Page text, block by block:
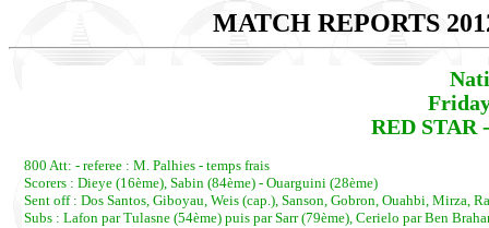
MATCH REPORTS
RED STAR
800 Att: - referee : M. Palhies - temps frais
Scorers : Dieye (16ème), Sabin (84ème) - Ouarguini (28ème)
Sent off : Dos Santos, Giboyau, Weis (cap.), Sanson, Gobron, Ouahbi,
Subs : Lafon par Tulasne (54ème) puis par Sarr (79ème), Cerielo par Ben